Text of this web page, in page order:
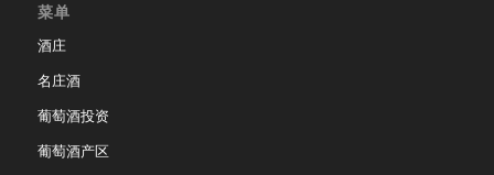
菜单
酒庄
名庄酒
葡萄酒投资
葡萄酒产区